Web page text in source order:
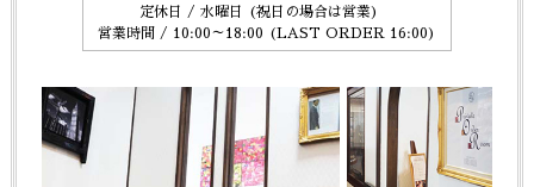
定休日 / 水曜日 (祝日の場合は営業)
営業時間 / 10:00～18:00 (LAST ORDER 16:00)